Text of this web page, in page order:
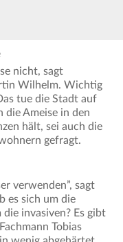
nicht, sagt
Wilhelm. Wichtig
tue die Stadt auf
die Ameise in den
hält, sei auch die
gefragt.
verwenden”, sagt
es sich um die
invasiven? Es gibt
Tobias